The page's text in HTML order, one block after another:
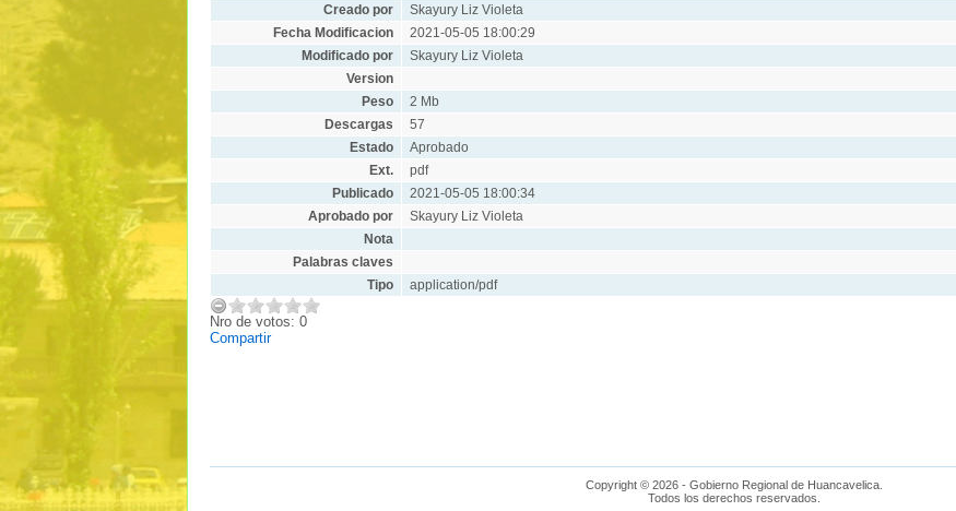
Creado por
Skayury Liz Violeta
Fecha Modificacion
2021-05-05 18:00:29
Modificado por
Skayury Liz Violeta
Version
Peso
2 Mb
Descargas
57
Estado
Aprobado
Ext.
pdf
Publicado
2021-05-05 18:00:34
Aprobado por
Skayury Liz Violeta
Nota
Palabras claves
Tipo
application/pdf
Nro de votos: 0
Compartir
Copyright © 2026 - Gobierno Regional de Huancavelica.
Todos los derechos reservados.